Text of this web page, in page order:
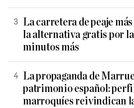
La carretera de peaje
la alternativa gratis por
minutos más
La propaganda de
patrimonio español:
marroquíes reivindican